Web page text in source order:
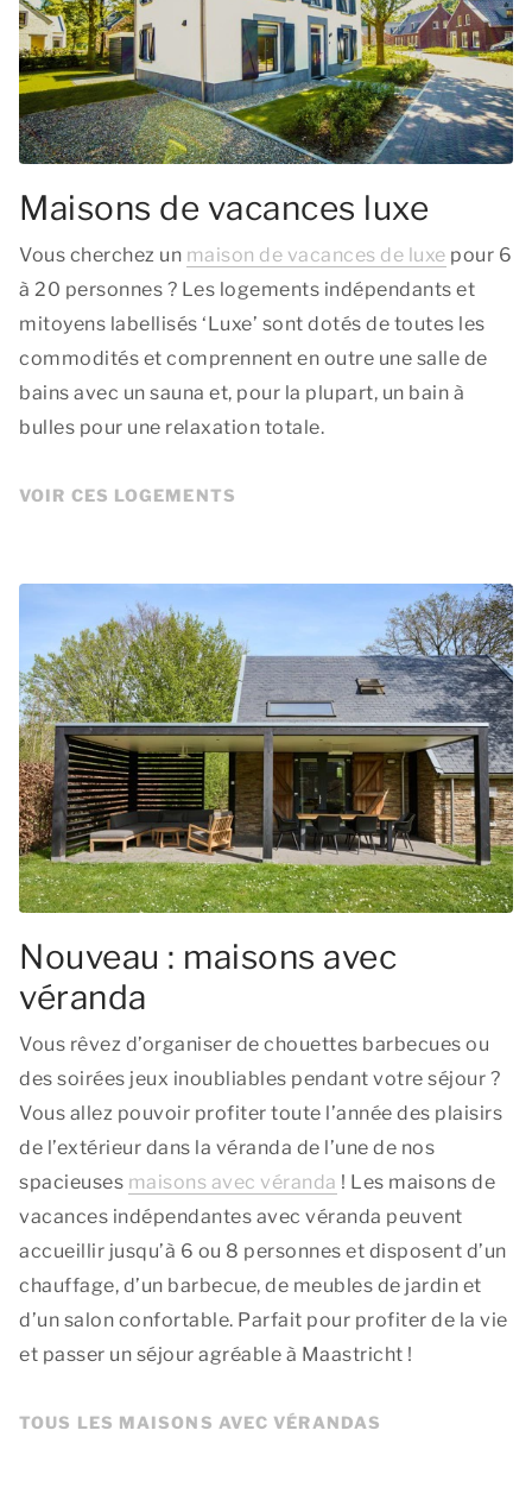
Maisons de vacances luxe
Vous cherchez un maison de vacances de luxe pour 6
à 20 personnes ? Les logements indépendants et
mitoyens labellisés ‘Luxe’ sont dotés de toutes les
commodités et comprennent en outre une salle de
bains avec un sauna et, pour la plupart, un bain à
bulles pour une relaxation totale.
VOIR CES LOGEMENTS
Nouveau : maisons avec
véranda
Vous rêvez d’organiser de chouettes barbecues ou
des soirées jeux inoubliables pendant votre séjour ?
Vous allez pouvoir profiter toute l’année des plaisirs
de l’extérieur dans la véranda de l’une de nos
spacieuses maisons avec véranda ! Les maisons de
vacances indépendantes avec véranda peuvent
accueillir jusqu’à 6 ou 8 personnes et disposent d’un
chauffage, d’un barbecue, de meubles de jardin et
d’un salon confortable. Parfait pour profiter de la vie
et passer un séjour agréable à Maastricht !
TOUS LES MAISONS AVEC VÉRANDAS